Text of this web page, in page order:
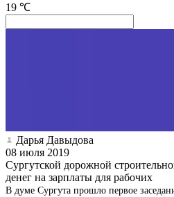
19 ℃
Дарья Давыдова
08 июля 2019
Сургутской дорожной
денег на зарплаты для рабочих
В думе Сургута прошло первое